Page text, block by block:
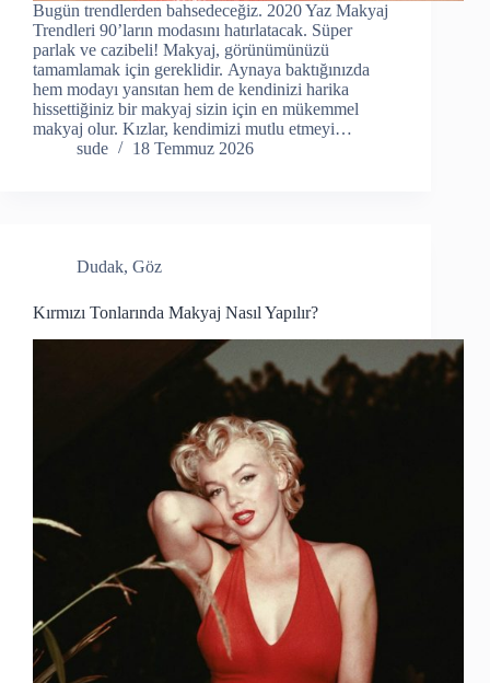
Bugün trendlerden bahsedeceğiz. 2020 Yaz Makyaj
Trendleri 90’ların modasını hatırlatacak. Süper
parlak ve cazibeli! Makyaj, görünümünüzü
tamamlamak için gereklidir. Aynaya baktığınızda
hem modayı yansıtan hem de kendinizi harika
hissettiğiniz bir makyaj sizin için en mükemmel
makyaj olur. Kızlar, kendimizi mutlu etmeyi…
sude
18 Temmuz 2026
Dudak, Göz
Kırmızı Tonlarında Makyaj Nasıl Yapılır?